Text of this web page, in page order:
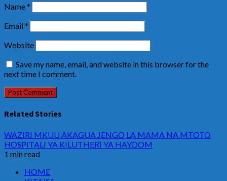
Name*
Email*
Website
Save my name, email, and website in this browser for the
next time I comment.
Related Stories
WAZIRI MKUU AKAGUA JENGO LA MAMA NA MTOTO
HOSPITALI YA KILUTHERI YA HAYDOM
1 min read
HOME